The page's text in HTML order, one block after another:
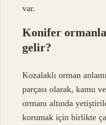
var.
Konifer
gelir?
Kozalaklı orman
parçası olarak, kamu
ormanı altında
korumak için birlikte